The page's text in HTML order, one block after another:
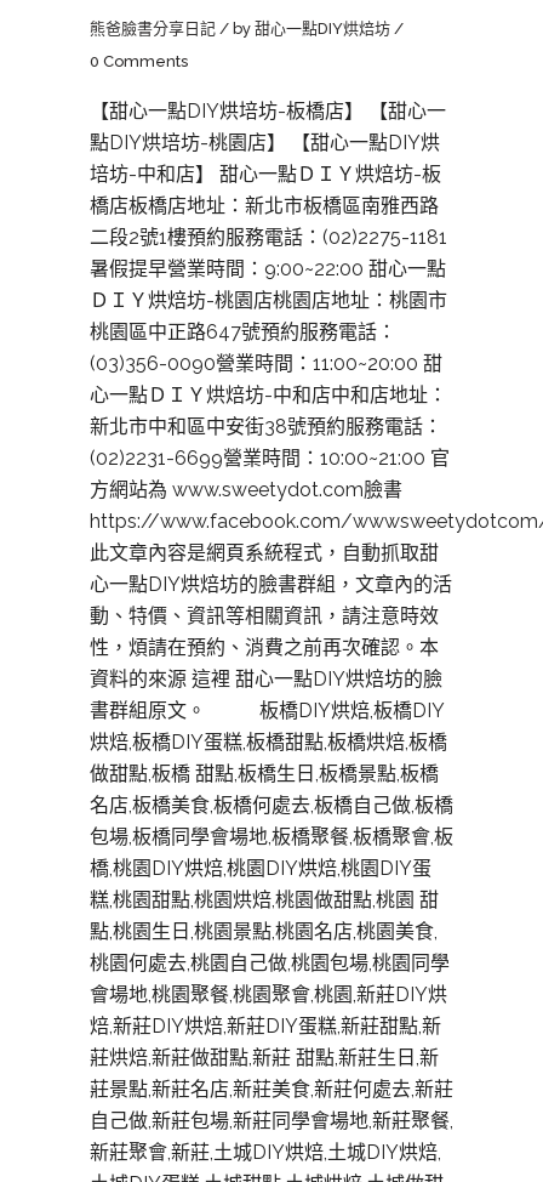
熊爸臉書分享日記 by 甜心一點DIY烘焙坊
0 Comments
【甜心一點DIY烘培坊-板橋店】 【甜心一
點DIY烘培坊-桃園店】 【甜心一點DIY烘
培坊-中和店】 甜心一點ＤＩＹ烘焙坊-板
橋店板橋店地址：新北市板橋區南雅西路
二段2號1樓預約服務電話：(02)2275-1181
暑假提早營業時間：9:00~22:00 甜心一點
ＤＩＹ烘焙坊-桃園店桃園店地址：桃園市
桃園區中正路647號預約服務電話：
(03)356-0090營業時間：11:00~20:00 甜
心一點ＤＩＹ烘焙坊-中和店中和店地址：
新北市中和區中安街38號預約服務電話：
(02)2231-6699營業時間：10:00~21:00 官
方網站為 www.sweetydot.com臉書
https://www.facebook.com/
此文章內容是網頁系統程式，自動抓取甜
心一點DIY烘焙坊的臉書群組，文章內的活
動、特價、資訊等相關資訊，請注意時效
性，煩請在預約、消費之前再次確認。本
資料的來源 這裡 甜心一點DIY烘焙坊的臉
書群組原文。 板橋DIY烘焙,板橋DIY
烘焙,板橋DIY蛋糕,板橋甜點,板橋烘焙,板橋
做甜點,板橋 甜點,板橋生日,板橋景點,板橋
名店,板橋美食,板橋何處去,板橋自己做,板橋
包場,板橋同學會場地,板橋聚餐,板橋聚會,板
橋,桃園DIY烘焙,桃園DIY烘焙,桃園DIY蛋
糕,桃園甜點,桃園烘焙,桃園做甜點,桃園 甜
點,桃園生日,桃園景點,桃園名店,桃園美食,
桃園何處去,桃園自己做,桃園包場,桃園同學
會場地,桃園聚餐,桃園聚會,桃園,新莊DIY烘
焙,新莊DIY烘焙,新莊DIY蛋糕,新莊甜點,新
莊烘焙,新莊做甜點,新莊 甜點,新莊生日,新
莊景點,新莊名店,新莊美食,新莊何處去,新莊
自己做,新莊包場,新莊同學會場地,新莊聚餐,
新莊聚會,新莊,土城DIY烘焙,土城DIY烘焙,